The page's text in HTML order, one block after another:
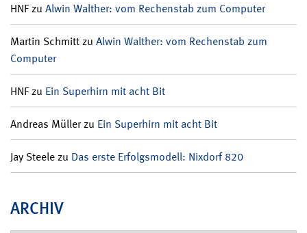
HNFzu Alwin Walther: vom Rechenstab zum Computer
Martin Schmittzu Alwin Walther: vom Rechenstab zum
Computer
HNFzu Ein Superhirn mit acht Bit
Andreas Müllerzu Ein Superhirn mit acht Bit
Jay Steelezu Das erste Erfolgsmodell: Nixdorf 820
ARCHIV